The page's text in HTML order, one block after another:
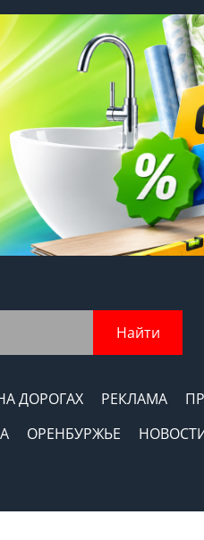
Найти
ДОРОГАХ РЕКЛАМА
ОРЕНБУРЖЬЕ